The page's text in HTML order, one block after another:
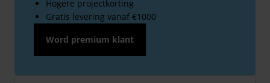
Hogere projectkorting
Gratis levering vanaf €1000
Word premium klant